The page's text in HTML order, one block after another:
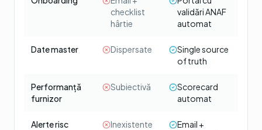
checklist
hârtie
validări ANAF
automat
Date master Dispersate
Single source
of truth
Performanță
furnizor
Subiectivă
Scorecard
automat
Alerte risc Inexistente
Email +